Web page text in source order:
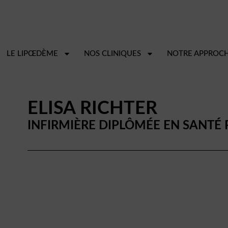
LE LIPŒDÈME NOS CLINIQUES NOTRE
ELISA RICHTER
INFIRMIÈRE DIPLÔMÉE EN SANTÉ